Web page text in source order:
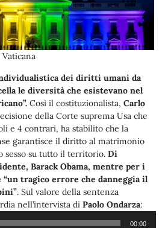
Vaticana
dei diritti umani da
le diversità che esistevano nel
Così il costituzionalista, Carlo
della Corte suprema Usa che
e 4 contrari, ha stabilito che la
garantisce il diritto al matrimonio
sesso su tutto il territorio. Di
Barack Obama, mentre per i
tragico errore che danneggia il
. Sul valore della sentenza
nell’intervista di Paolo Ondarza:
00:00